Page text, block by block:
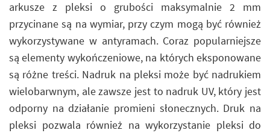
arkusze z pleksi o grubości maksymalnie 2 mm
przycinane są na wymiar, przy czym mogą być również
wykorzystywane w antyramach. Coraz popularniejsze
są elementy wykończeniowe, na których eksponowane
są różne treści. Nadruk na pleksi może być nadrukiem
wielobarwnym, ale zawsze jest to nadruk UV, który jest
odporny na działanie promieni słonecznych. Druk na
pleksi pozwala również na wykorzystanie pleksi do